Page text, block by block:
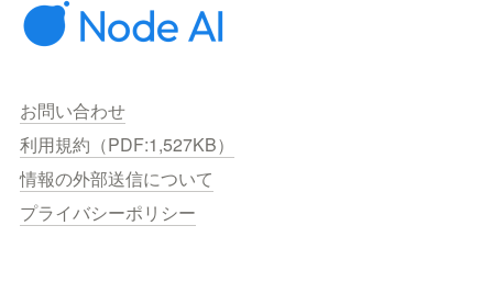
お問い合わせ
利用規約（PDF:1,527KB）
情報の外部送信について
プライバシーポリシー